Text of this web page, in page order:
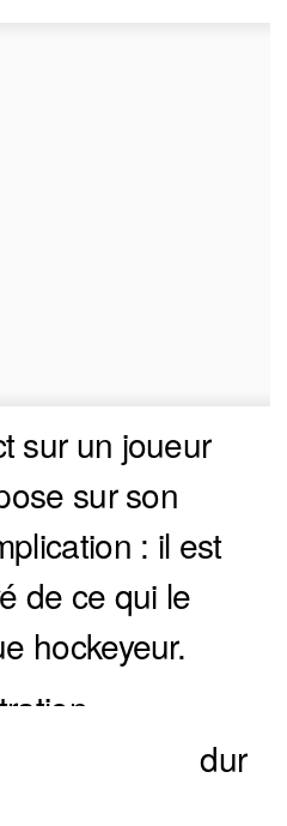
sur un joueur
sur son
: il est
de ce qui le
hockeyeur.
un coup dur
soi et sa